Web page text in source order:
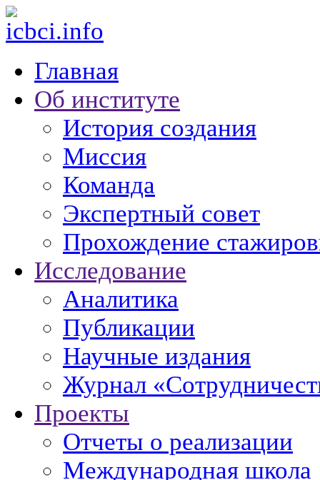
Главная
Об институте
История создания
Миссия
Команда
Экспертный совет
Прохождение
Исследование
Аналитика
Публикации
Научные издания
Журнал
Проекты
Отчеты о реализации
Международная школа